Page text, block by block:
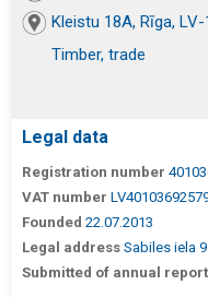
Kleistu 18A, Rīga,
Timber, trade
Legal data
Registration number
VAT number
Founded 22.07.2013
Legal address Sabiles iela
Submitted of annual